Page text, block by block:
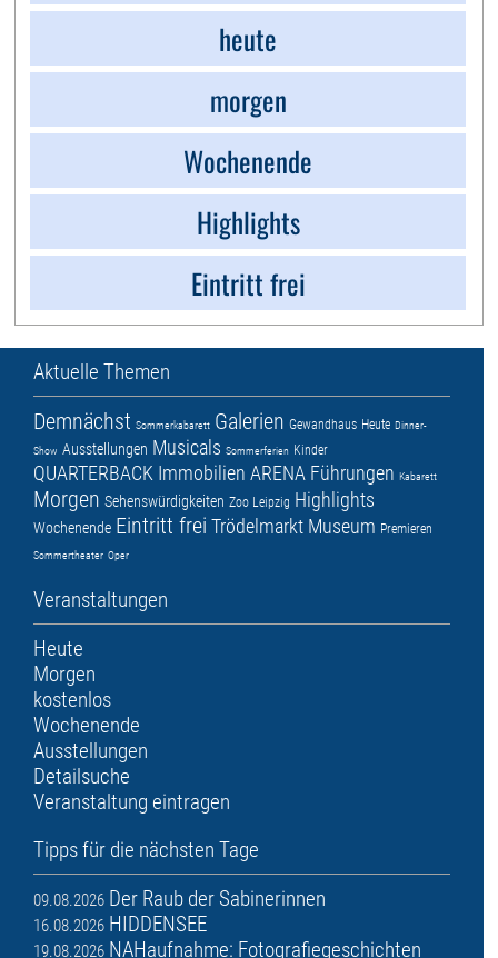
heute
morgen
Wochenende
Highlights
Eintritt frei
Aktuelle Themen
Demnächst Sommerkabarett Galerien Gewandhaus Heute Dinner-
Show Ausstellungen Musicals Sommerferien Kinder
QUARTERBACK Immobilien ARENA Führungen Kabarett
Morgen Sehenswürdigkeiten Zoo Leipzig Highlights
Wochenende Eintritt frei Trödelmarkt Museum Premieren
Sommertheater Oper
Veranstaltungen
Heute
Morgen
kostenlos
Wochenende
Ausstellungen
Detailsuche
Veranstaltung eintragen
Tipps für die nächsten Tage
09.08.2026 Der Raub der Sabinerinnen
16.08.2026 HIDDENSEE
19.08.2026 NAHaufnahme: Fotografiegeschichten